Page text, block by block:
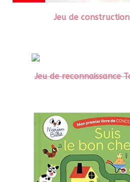
Jeu de
Jeu de reconnaissance